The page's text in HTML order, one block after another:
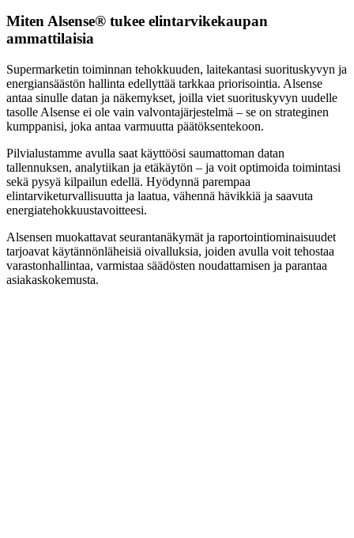
Miten Alsense® tukee elintarvikekaupan
ammattilaisia
Supermarketin toiminnan tehokkuuden, laitekantasi suorituskyvyn ja
energiansäästön hallinta edellyttää tarkkaa priorisointia. Alsense
antaa sinulle datan ja näkemykset, joilla viet suorituskyvyn uudelle
tasolle Alsense ei ole vain valvontajärjestelmä – se on strateginen
kumppanisi, joka antaa varmuutta päätöksentekoon.
Pilvialustamme avulla saat käyttöösi saumattoman datan
tallennuksen, analytiikan ja etäkäytön – ja voit optimoida toimintasi
sekä pysyä kilpailun edellä. Hyödynnä parempaa
elintarviketurvallisuutta ja laatua, vähennä hävikkiä ja saavuta
energiatehokkuustavoitteesi.
Alsensen muokattavat seurantanäkymät ja raportointiominaisuudet
tarjoavat käytännönläheisiä oivalluksia, joiden avulla voit tehostaa
varastonhallintaa, varmistaa säädösten noudattamisen ja parantaa
asiakaskokemusta.